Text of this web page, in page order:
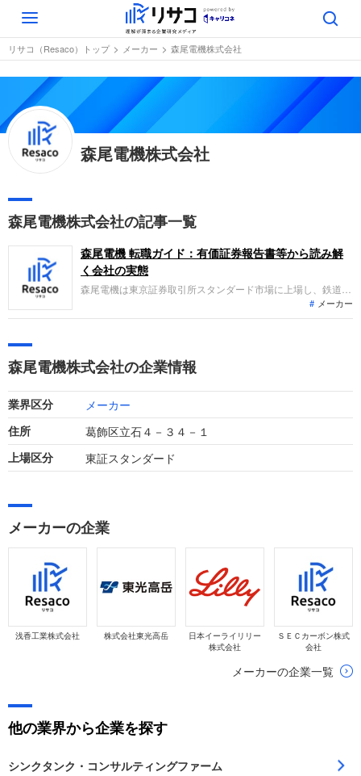
Toggle
navigation
リサコ（Resaco）トップ メーカー 森尾電機株式会社
森尾電機株式会社
森尾電機株式会社の記事一覧
森尾電機 転職ガイド：有価証券報告書等から読み解
く会社の実態
森尾電機は東京証券取引所スタンダード市場に上場し、鉄道や
自動車、船舶向けの電気機器製造販売と不動産賃貸事業を展開
しています。直近の業績では売上高が減少したものの、主力の
です。
メーカー
森尾電機株式会社の企業情報
業界区分 メーカー
住所 葛飾区立石４－３４－１
上場区分 東証スタンダード
メーカーの企業
浅香工業株式会社 株式会社東光高岳
日本イーライリリー
株式会社
ＳＥＣカーボン株式
会社
メーカーの企業一覧
他の業界から企業を探す
シンクタンク・コンサルティングファーム